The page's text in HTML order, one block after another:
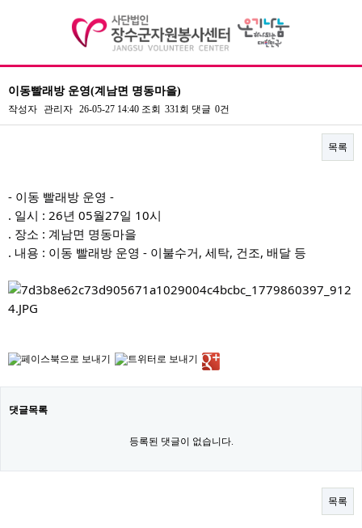
기관소개
센터활동
커뮤니티
오시는길 전화문의
이동빨래방 운영(계남면 명동마을)
작성자 관리자 26-05-27 14:40 조회 331회 댓글 0건
목록
- 이동 빨래방 운영 -
. 일시 : 26년 05월27일 10시
. 장소 : 계남면 명동마을
. 내용 : 이동 빨래방 운영 - 이불수거, 세탁, 건조, 배달 등
댓글목록
등록된 댓글이 없습니다.
목록